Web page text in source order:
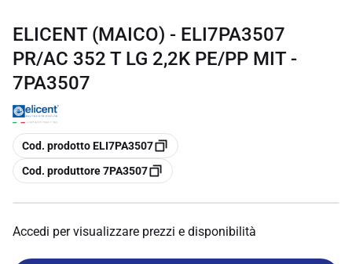
ELICENT (MAICO) - ELI7PA3507
PR/AC 352 T LG 2,2K PE/PP MIT -
7PA3507
copia
Cod. prodotto ELI7PA3507
copia
Cod. produttore 7PA3507
Accedi per visualizzare prezzi e disponibilità